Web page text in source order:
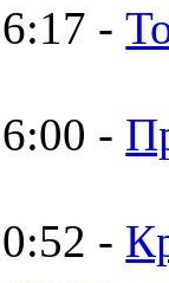
-
-
-